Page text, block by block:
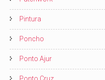
Pintura
Poncho
Ponto Ajur